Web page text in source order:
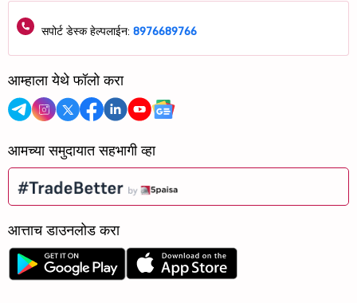
सपोर्ट डेस्क हेल्पलाईन: 8976689766
आम्हाला येथे फॉलो करा
आमच्या समुदायात सहभागी व्हा
आत्ताच डाउनलोड करा